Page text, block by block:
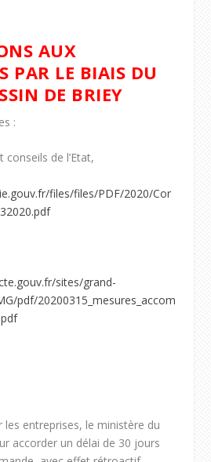
AUX
PAR LE BIAIS DU
DE BRIEY
:
de l’Etat,
files/files/PDF/2020/Cor
sites/grand-
pdf/20200315_mesures_accom
les entreprises, le ministère du
accorder un délai de 30 jours